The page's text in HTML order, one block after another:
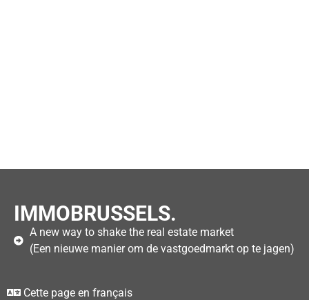
IMMOBRUSSELS.
A new way to shake the real estate market
(Een nieuwe manier om de vastgoedmarkt op te jagen)
Cette page en français